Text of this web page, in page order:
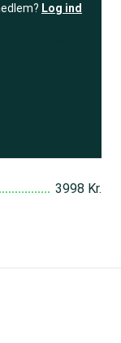
Log ind
3998 Kr.